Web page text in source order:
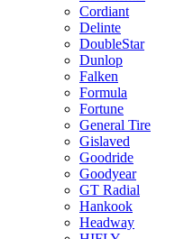
Cordiant
Delinte
DoubleStar
Dunlop
Falken
Formula
Fortune
General Tire
Gislaved
Goodride
Goodyear
GT Radial
Hankook
Headway